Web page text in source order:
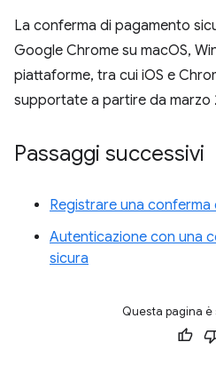
La conferma di pagamento
Google Chrome su macOS,
piattaforme, tra cui iOS e
supportate a partire da marzo
Passaggi successivi
Registrare una
Autenticazione con una
sicura
Questa pagina è